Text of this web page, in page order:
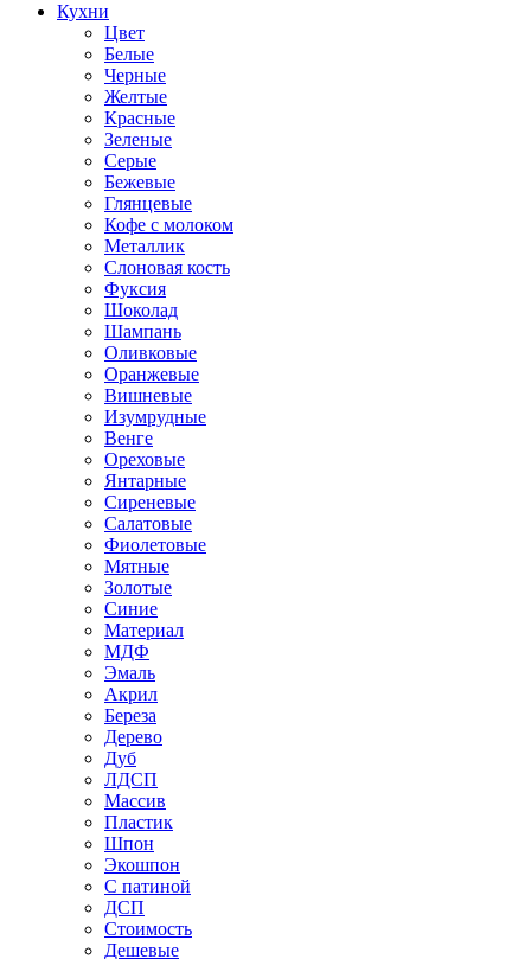
Кухни
Цвет
Белые
Черные
Желтые
Красные
Зеленые
Серые
Бежевые
Глянцевые
Кофе с молоком
Металлик
Слоновая кость
Фуксия
Шоколад
Шампань
Оливковые
Оранжевые
Вишневые
Изумрудные
Венге
Ореховые
Янтарные
Сиреневые
Салатовые
Фиолетовые
Мятные
Золотые
Синие
Материал
МДФ
Эмаль
Акрил
Береза
Дерево
Дуб
ЛДСП
Массив
Пластик
Шпон
Экошпон
С патиной
ДСП
Стоимость
Дешевые